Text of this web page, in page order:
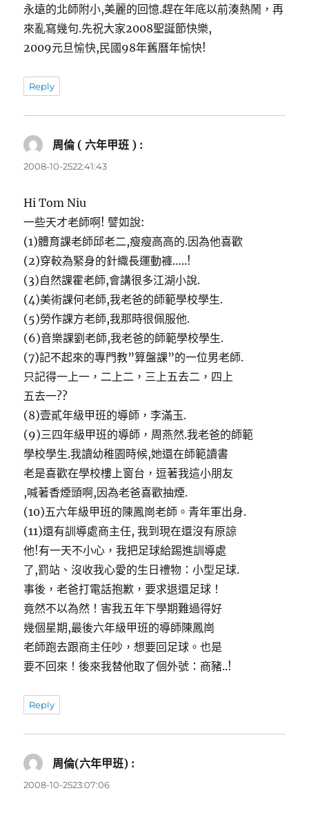
永遠的北師附小,美麗的回憶.趕在年底以前湊熱鬧，再
來亂寫幾句.先祝大家2008聖誕節快樂,
2009元旦愉快,民國98年舊曆年愉快!
Reply
周倫 ( 六年甲班 ) :
2008-10-2522:41:43
Hi Tom Niu
一些天才老師啊! 譬如說:
(1)體育課老師邱老二,瘦瘦高高的.因為他喜歡
(2)穿較為緊身的針織長運動褲…..!
(3)自然課霍老師,會講很多江湖小說.
(4)美術課何老師,我老爸的師範學校學生.
(5)勞作課方老師,我那時很佩服他.
(6)音樂課劉老師,我老爸的師範學校學生.
(7)記不起來的專門教”算盤課”的一位男老師.
只記得一上一，二上二，三上五去二，四上
五去一??
(8)壹貳年級甲班的導師，李滿玉.
(9)三四年級甲班的導師，周燕然.我老爸的師範
學校學生.我讀幼稚園時候,她還在師範讀書
老是喜歡在學校樓上窗台，逗著我這小朋友
,喊著香煙頭啊,因為老爸喜歡抽煙.
(10)五六年級甲班的陳鳳崗老師。青年軍出身.
(11)還有訓導處商主任, 我到現在還沒有原諒
他!有一天不小心，我把足球給踢進訓導處
了,罰站、沒收我心愛的生日禮物：小型足球.
事後，老爸打電話抱歉，要求退還足球！
竟然不以為然！害我五年下學期難過得好
幾個星期,最後六年級甲班的導師陳鳳崗
老師跑去跟商主任吵，想要回足球。也是
要不回來！後來我替他取了個外號：商豬..!
Reply
周倫(六年甲班) :
2008-10-2523:07:06